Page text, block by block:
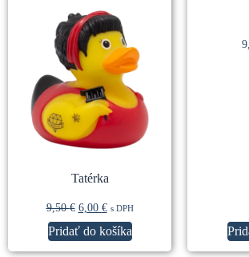
Tatérka
9,50€ 6,00 € s DPH
Pridať do košíka